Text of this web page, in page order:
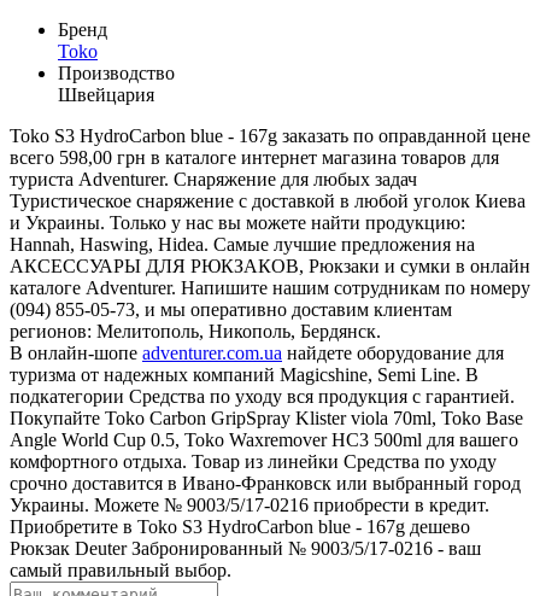
Бренд
Toko
Производство
Швейцария
Toko S3 HydroCarbon blue - 167g заказать по оправданной цене
всего 598,00 грн в каталоге интернет магазина товаров для
туриста Adventurer. Снаряжение для любых задач
Туристическое снаряжение с доставкой в любой уголок Киева
и Украины. Только у нас вы можете найти продукцию:
Hannah, Haswing, Hidea. Самые лучшие предложения на
АКСЕССУАРЫ ДЛЯ РЮКЗАКОВ, Рюкзаки и сумки в онлайн
каталоге Adventurer. Напишите нашим сотрудникам по номеру
(094) 855-05-73, и мы оперативно доставим клиентам
регионов: Мелитополь, Никополь, Бердянск.
В онлайн-шопе adventurer.com.ua найдете оборудование для
туризма от надежных компаний Magicshine, Semi Line. В
подкатегории Средства по уходу вся продукция с гарантией.
Покупайте Toko Carbon GripSpray Klister viola 70ml, Toko Base
Angle World Cup 0.5, Toko Waxremover HC3 500ml для вашего
комфортного отдыха. Товар из линейки Средства по уходу
срочно доставится в Ивано-Франковск или выбранный город
Украины. Можете № 9003/5/17-0216 приобрести в кредит.
Приобретите в Toko S3 HydroCarbon blue - 167g дешево
Рюкзак Deuter Забронированный № 9003/5/17-0216 - ваш
самый правильный выбор.